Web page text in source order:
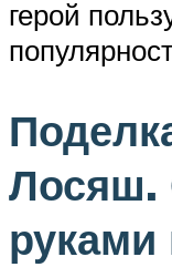
герой
Лосяш.
руками